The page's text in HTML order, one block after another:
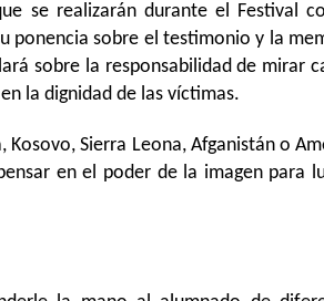
se realizarán durante el Festival
ponencia sobre el testimonio y la
sobre la responsabilidad de mirar
la dignidad de las víctimas.
Sierra Leona, Afganistán o
en el poder de la imagen para